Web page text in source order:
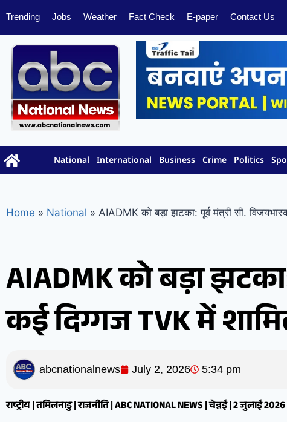
Trending Jobs Weather Fact Check E-paper Contact Us
National International Business Crime Politics
Home » National » AIADMK को बड़ा झटका: पूर्व मंत्री सी.
AIADMK को बड़ा
कई दिग्गज TVK में
abcnationalnews July 2, 2026 5:34 pm
राष्ट्रीय | तमिलनाडु | राजनीति | ABC NATIONAL NEWS | चेन्नई | 2 जुलाई 2026